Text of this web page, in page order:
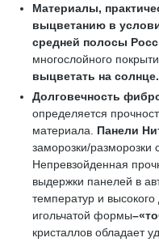
Материалы,
выцветанию в
средней полосы
многослойного
выцветать на солнце.
Долговечность
определяется
материала. Панели
заморозки/разморозки
Непревзойденная
выдержки панелей в
температур и
игольчатой формы–«
кристаллов обладает